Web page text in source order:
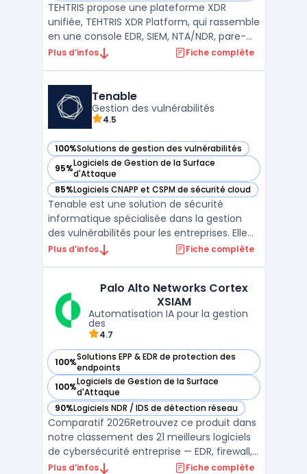
TEHTRIS propose une plateforme XDR
unifiée, TEHTRIS XDR Platform, qui rassemble
en une console EDR, SIEM, NTA/NDR, pare-
feu DNS, SOAR et CTI pour détection et
Proofpoint) et s’intègre via API. Déploiement
possible en ...
Plus d’infos Fiche complète
Tenable
Gestion des vulnérabilités
4.5
100%Solutions de gestion des vulnérabilités
— voir Tenable dans cette catégorie
95%Logiciels de Gestion de la Surface
d'Attaque
— voir Tenable dans cette catégorie
85%Logiciels CNAPP et CSPM de sécurité cloud
— voir Tenable dans cette catégorie
Tenable est une solution de sécurité
informatique spécialisée dans la gestion
des vulnérabilités pour les entreprises. Elle
offre des outils permettant de surveiller,
applications.Grâce à une analyse des failles
Plus d’infos Fiche complète
Palo Alto Networks Cortex
XSIAM
Automatisation IA pour la gestion
des
4.7
100%Solutions EPP & EDR de protection des
endpoints
— voir Palo Alto Networks Cortex XSIAM dans cette
100%Logiciels de Gestion de la Surface
d'Attaque
— voir Palo Alto Networks Cortex XSIAM dans cette
90%Logiciels NDR / IDS de détection réseau
— voir Palo Alto Networks Cortex XSIAM dans cette
Comparatif 2026Retrouvez ce produit dans
notre classement des 21 meilleurs logiciels
de cybersécurité entreprise — EDR, firewall,
SIEM, XDR. ...
Plus d’infos Fiche complète